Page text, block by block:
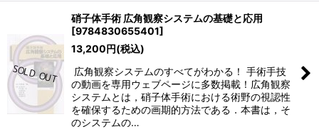
硝子体手術 広角観察システムの基礎と応用
[9784830655401]
13,200円(税込)
広角観察システムのすべてがわかる！ 手術手技
の動画を専用ウェブページに多数掲載！広角観察
システムとは，硝子体手術における術野の視認性
を確保するための画期的方法である．本書は，そ
のシステムの…